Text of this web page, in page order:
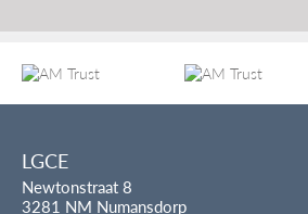
LGCE
Newtonstraat 8
3281 NM Numansdorp